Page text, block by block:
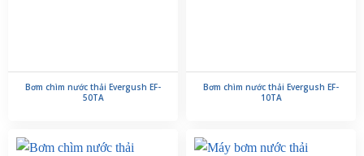
Bơm chìm nước thải Evergush EF-
50TA
Bơm chìm nước thải Evergush EF-
10TA